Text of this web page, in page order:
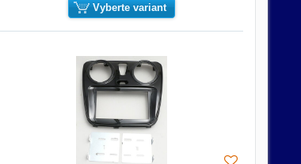
Vyberte variant